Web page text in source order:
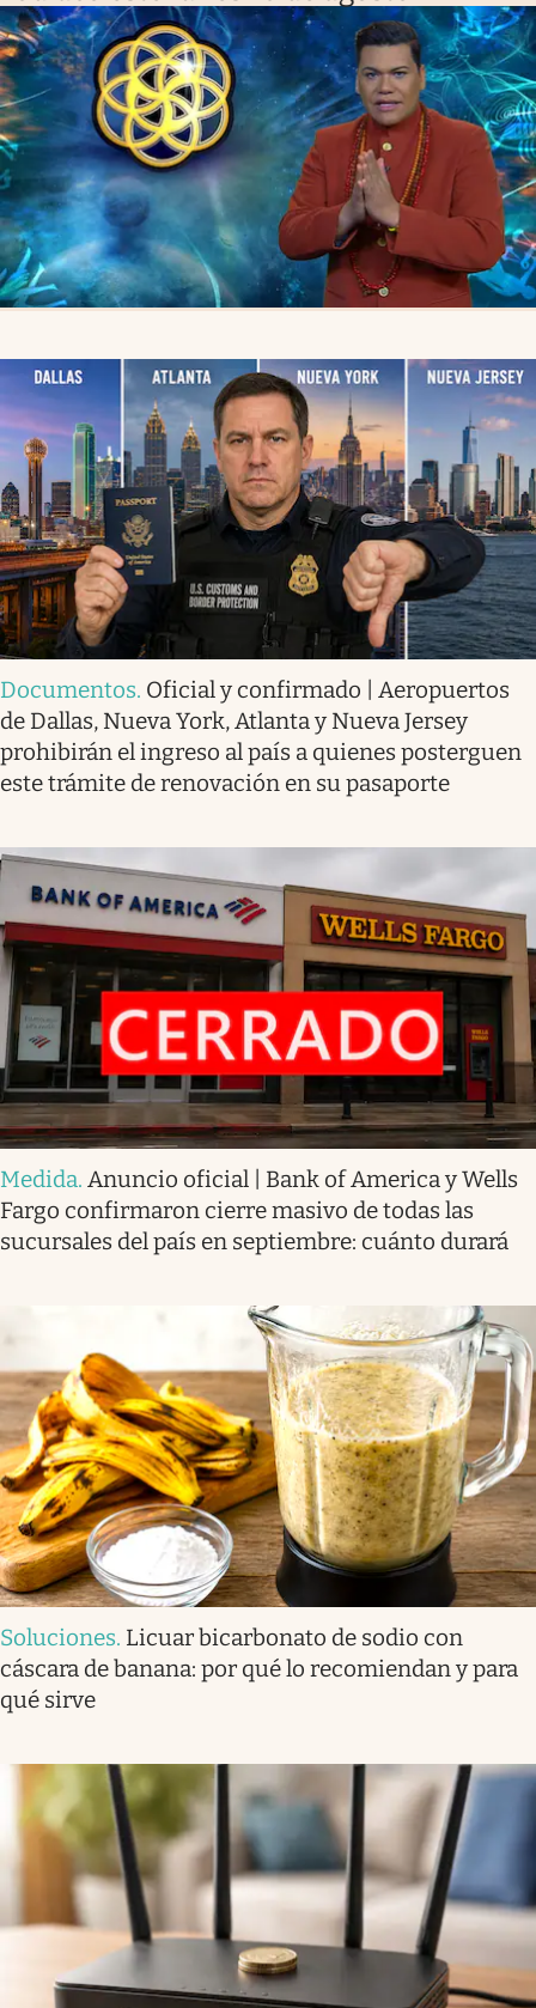
Documentos. Oficial y confirmado | Aeropuertos
de Dallas, Nueva York, Atlanta y Nueva Jersey
prohibirán el ingreso al país a quienes posterguen
este trámite de renovación en su pasaporte
Medida. Anuncio oficial | Bank of America y Wells
Fargo confirmaron cierre masivo de todas las
sucursales del país en septiembre: cuánto durará
Soluciones. Licuar bicarbonato de sodio con
cáscara de banana: por qué lo recomiendan y para
qué sirve